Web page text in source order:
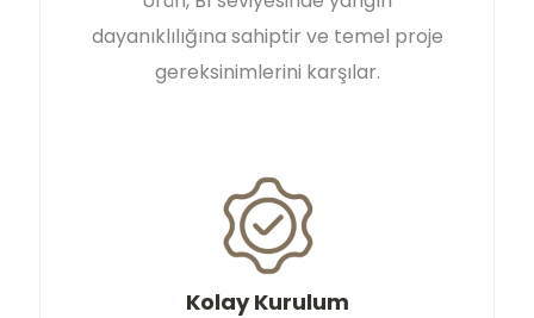
dayanıklılığına sahiptir ve temel proje
gereksinimlerini karşılar.
Kolay Kurulum